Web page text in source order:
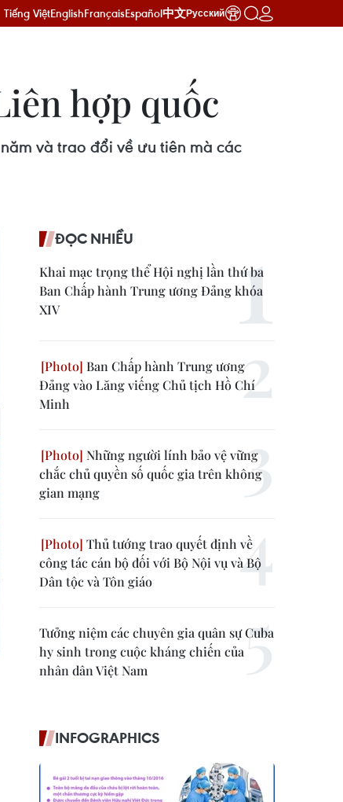
Tiếng ViệtEnglishFrançaisEspañol中文Русский
hợp quốc
và trao đổi về ưu tiên mà các
ĐỌC NHIỀU
Khai mạc trọng thể Hội nghị lần thứ ba
Ban Chấp hành Trung ương Đảng khóa
XIV
Ban Chấp hành Trung ương
Đảng vào Lăng viếng Chủ tịch Hồ Chí
Minh
Những người lính bảo vệ vững
chắc chủ quyền số quốc gia trên không
gian mạng
Thủ tướng trao quyết định về
công tác cán bộ đối với Bộ Nội vụ và Bộ
Dân tộc và Tôn giáo
Tưởng niệm các chuyên gia quân sự Cuba
hy sinh trong cuộc kháng chiến của
nhân dân Việt Nam
INFOGRAPHICS